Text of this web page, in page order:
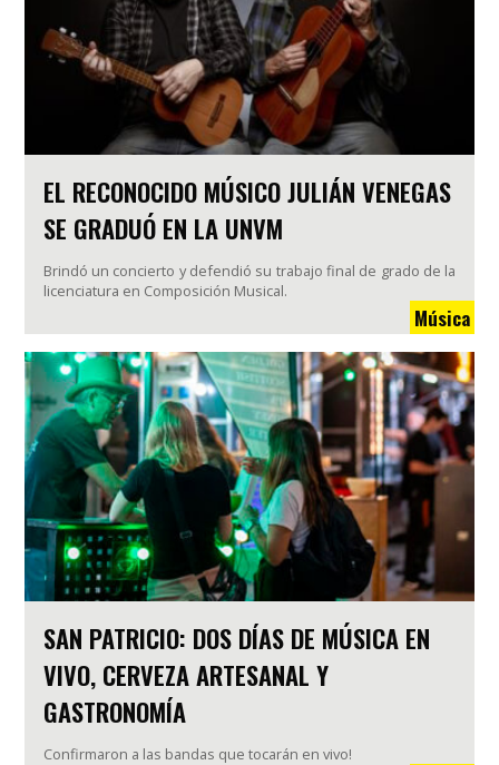
EL RECONOCIDO MÚSICO JULIÁN VENEGAS
SE GRADUÓ EN LA UNVM
Brindó un concierto y defendió su trabajo final de grado de la
licenciatura en Composición Musical.
Música
SAN PATRICIO: DOS DÍAS DE MÚSICA EN
VIVO, CERVEZA ARTESANAL Y
GASTRONOMÍA
Confirmaron a las bandas que tocarán en vivo!